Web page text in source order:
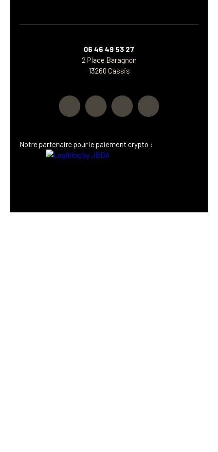
06 46 49 53 27
2 Place Baragnon
13260 Cassis
Notre partenaire pour le paiement crypto :